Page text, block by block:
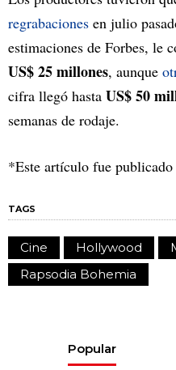
regrabaciones en julio
estimaciones de Forbes, le
US$ 25 millones, aunque
cifra llegó hasta US$ 50
semanas de rodaje.
*Este artículo fue
TAGS
Cine Hollywood
Rapsodia Bohemia
Popular